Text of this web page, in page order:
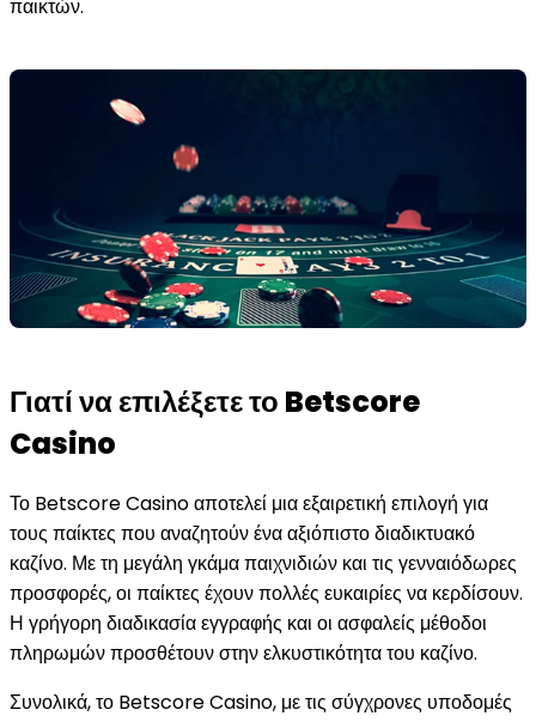
παικτών.
Γιατί να επιλέξετε το Betscore
Casino
Το Betscore Casino αποτελεί μια εξαιρετική επιλογή για
τους παίκτες που αναζητούν ένα αξιόπιστο διαδικτυακό
καζίνο. Με τη μεγάλη γκάμα παιχνιδιών και τις γενναιόδωρες
προσφορές, οι παίκτες έχουν πολλές ευκαιρίες να κερδίσουν.
Η γρήγορη διαδικασία εγγραφής και οι ασφαλείς μέθοδοι
πληρωμών προσθέτουν στην ελκυστικότητα του καζίνο.
Συνολικά, το Betscore Casino, με τις σύγχρονες υποδομές